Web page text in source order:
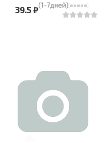
(1-7дней)
39.5 ₽